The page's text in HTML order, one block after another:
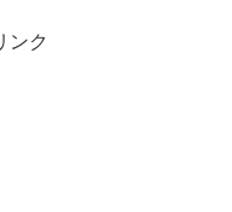
ンク